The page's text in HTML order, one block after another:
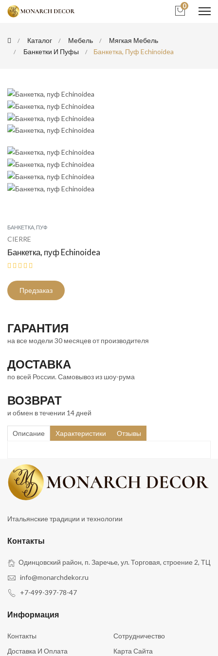
0
Каталог Мебель
Мягкая Мебель
Банкетки И Пуфы
Банкетка, Пуф Echinoidea
БАНКЕТКА, ПУФ
CIERRE
Банкетка, пуф Echinoidea
Предзаказ
ГАРАНТИЯ
на все модели 30 месяцев от производителя
ДОСТАВКА
по всей России. Самовывоз из шоу-рума
ВОЗВРАТ
и обмен в течении 14 дней
Описание Характеристики Отзывы
Итальянские традиции и технологии
Контакты
Одинцовский район, п. Заречье, ул. Торговая, строение 2, ТЦ
info@monarchdekor.ru
+7-499-397-78-47
Информация
Контакты
Сотрудничество
Доставка И Оплата
Карта Сайта